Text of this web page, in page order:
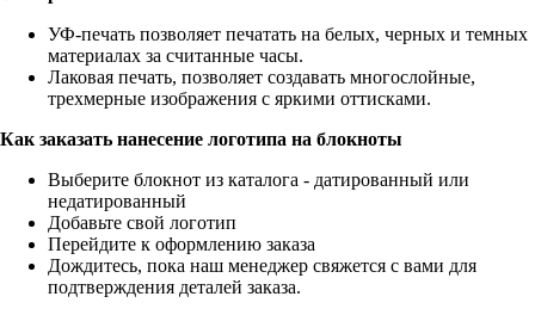
УФ-печать позволяет печатать на белых, черных и темных
материалах за считанные часы.
Лаковая печать, позволяет создавать многослойные,
трехмерные изображения с яркими оттисками.
Как заказать нанесение логотипа на блокноты
Выберите блокнот из каталога - датированный или
недатированный
Добавьте свой логотип
Перейдите к оформлению заказа
Дождитесь, пока наш менеджер свяжется с вами для
подтверждения деталей заказа.